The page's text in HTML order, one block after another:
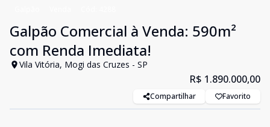
Galpão Comercial à Venda: 590m²
com Renda Imediata!
Vila Vitória, Mogi das Cruzes - SP
R$ 1.890.000,00
Compartilhar Favorito